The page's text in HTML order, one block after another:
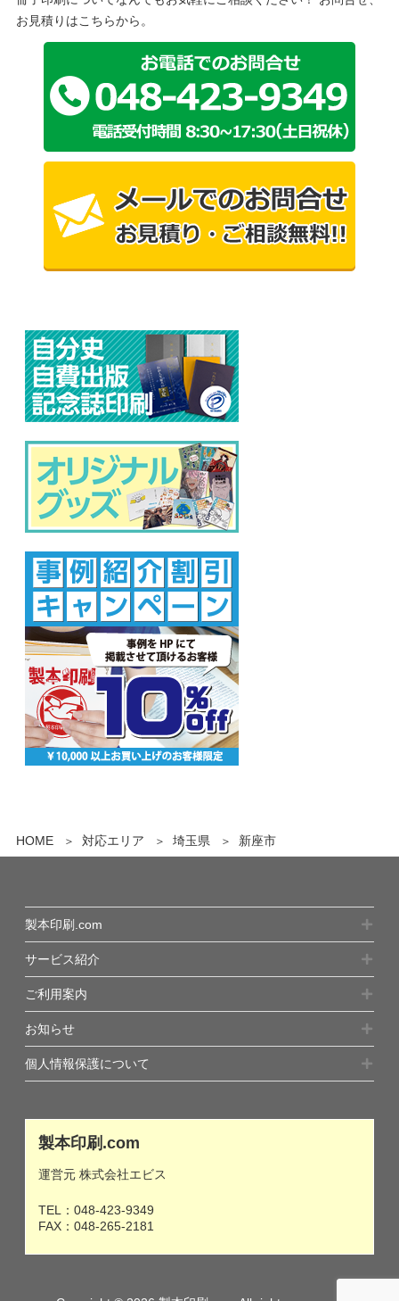
HOME 対応エリア 埼玉県 新座市
お見積りはこちらから。
製本印刷.com
サービス紹介
ご利用案内
お知らせ
個人情報保護について
製本印刷.com
運営元 株式会社エビス
TEL： 048-423-9349
FAX：048-265-2181